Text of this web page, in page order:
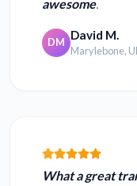
awesome.
DM David M.
Marylebone,
What a great